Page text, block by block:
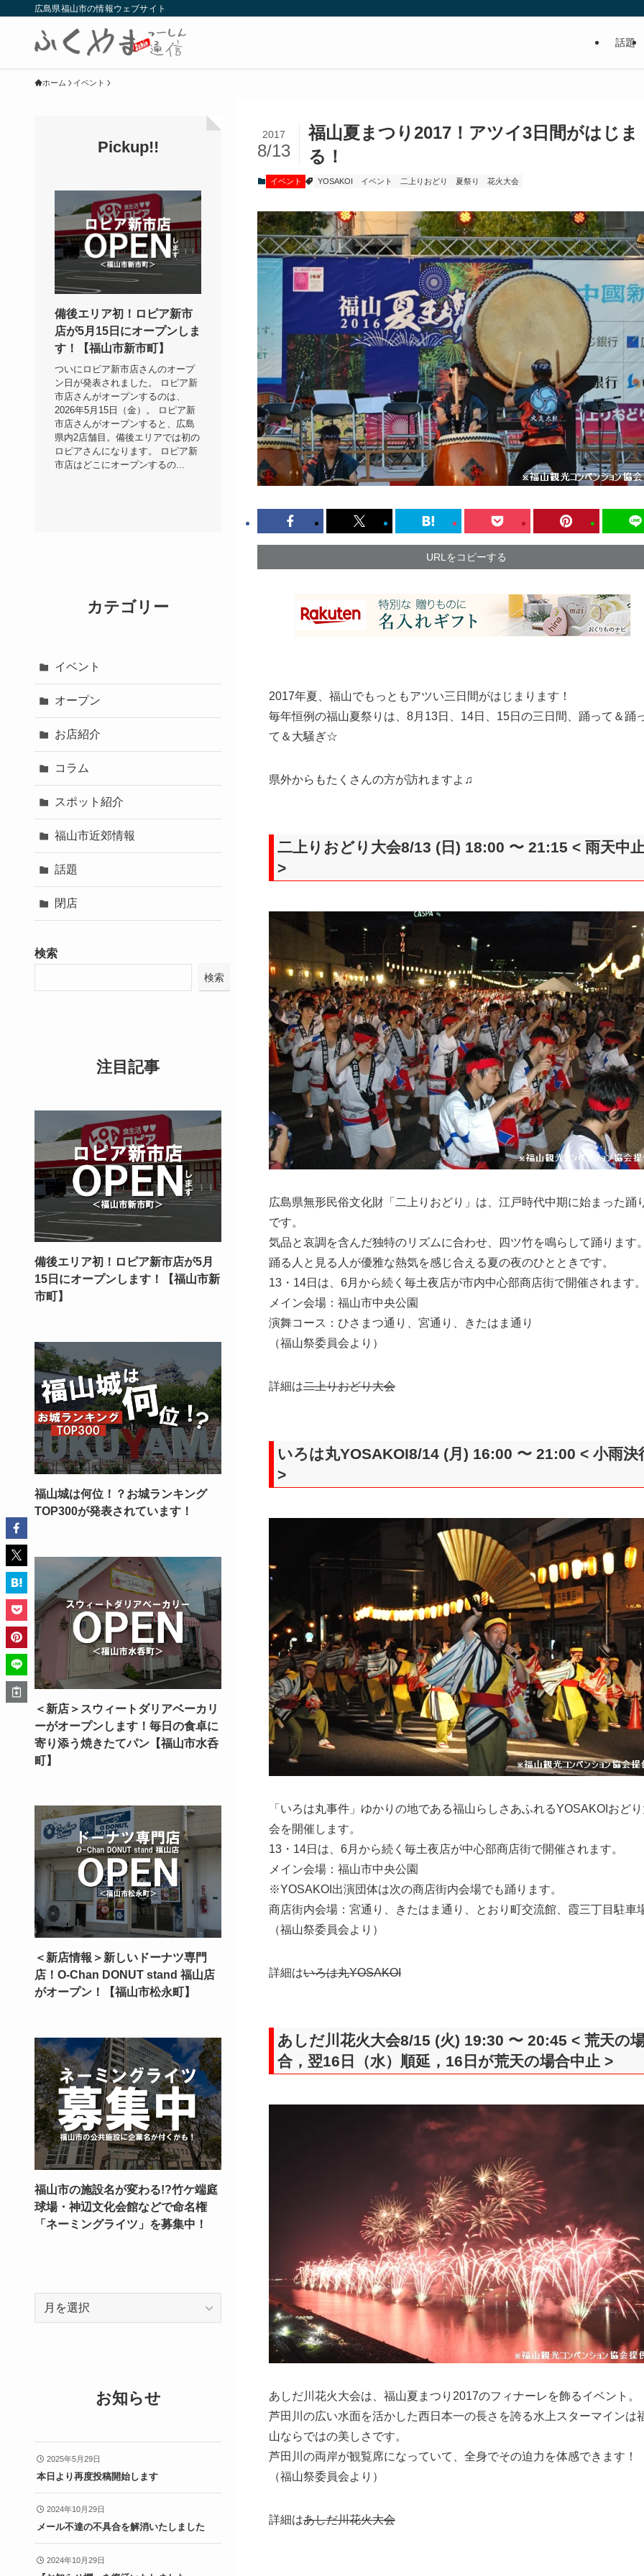
広島県福山市の情報ウェブサイト
話題
ホーム イベント
福山夏まつり2017！アツイ3日間がはじま
る！
2017
8/13
イベント YOSAKOI イベント 二上りおどり 夏祭り 花火大会
URLをコピーする
2017年夏、福山でもっともアツい三日間がはじまります！
毎年恒例の福山夏祭りは、8月13日、14日、15日の三日間、踊って＆踊
て＆大騒ぎ☆
県外からもたくさんの方が訪れますよ♫
二上りおどり大会8/13 (日) 18:00 〜 21:15 < 雨天中
>
広島県無形民俗文化財「二上りおどり」は、江戸時代中期に始まった踊
です。
気品と哀調を含んだ独特のリズムに合わせ、四ツ竹を鳴らして踊ります
踊る人と見る人が優雅な熱気を感じ合える夏の夜のひとときです。
13・14日は、6月から続く毎土夜店が市内中心部商店街で開催されます
メイン会場：福山市中央公園
演舞コース：ひさまつ通り、宮通り、きたはま通り
（福山祭委員会より）
詳細は二上りおどり大会
いろは丸YOSAKOI8/14 (月) 16:00 〜 21:00 < 小雨決
>
「いろは丸事件」ゆかりの地である福山らしさあふれるYOSAKOIおど
会を開催します。
13・14日は、6月から続く毎土夜店が中心部商店街で開催されます。
メイン会場：福山市中央公園
※YOSAKOI出演団体は次の商店街内会場でも踊ります。
商店街内会場：宮通り、きたはま通り、とおり町交流館、霞三丁目駐車
（福山祭委員会より）
詳細はいろは丸YOSAKOI
あしだ川花火大会8/15 (火) 19:30 〜 20:45 < 荒天の
合，翌16日（水）順延，16日が荒天の場合中止 >
あしだ川花火大会は、福山夏まつり2017のフィナーレを飾るイベント。
芦田川の広い水面を活かした西日本一の長さを誇る水上スターマインは
山ならではの美しさです。
芦田川の両岸が観覧席になっていて、全身でその迫力を体感できます！
（福山祭委員会より）
詳細はあしだ川花火大会
Pickup!!
備後エリア初！ロピア新市
店が5月15日にオープンしま
す！【福山市新市町】
ついにロピア新市店さんのオープ
ン日が発表されました。 ロピア新
市店さんがオープンするのは、
2026年5月15日（金）。 ロピア新
市店さんがオープンすると、広島
県内2店舗目。備後エリアでは初の
ロピアさんになります。 ロピア新
市店はどこにオープンするの...
カテゴリー
イベント
オープン
お店紹介
コラム
スポット紹介
福山市近郊情報
話題
閉店
検索
検索
注目記事
備後エリア初！ロピア新市店が5月
15日にオープンします！【福山市新
市町】
福山城は何位！？お城ランキング
TOP300が発表されています！
＜新店＞スウィートダリアベーカリ
ーがオープンします！毎日の食卓に
寄り添う焼きたてパン【福山市水呑
町】
＜新店情報＞新しいドーナツ専門
店！O-Chan DONUT stand 福山店
がオープン！【福山市松永町】
福山市の施設名が変わる!?竹ケ端庭
球場・神辺文化会館などで命名権
「ネーミングライツ」を募集中！
ー
お知らせ
2025年5月29日
本日より再度投稿開始します
2024年10月29日
メール不達の不具合を解消いたしました
2024年10月29日